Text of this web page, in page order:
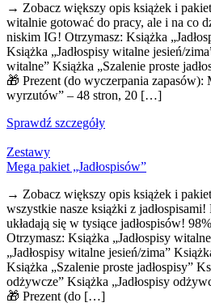
→ Zobacz większy opis książek i
witalnie gotować do pracy, ale i na co
niskim IG! Otrzymasz: Książka
Książka „Jadłospisy witalne jesień/
witalne” Książka „Szalenie proste
🎁 Prezent (do wyczerpania
wyrzutów” – 48 stron, 20 […]
Sprawdź szczegóły
Zestawy
Mega pakiet „Jadłospisów”
→ Zobacz większy opis książek i
wszystkie nasze książki z
układają się w tysiące jadłospisów!
Otrzymasz: Książka „Jadłospisy
„Jadłospisy witalne jesień/zima”
Książka „Szalenie proste jadłospisy”
odżywcze” Książka „Jadłospisy
🎁 Prezent (do […]